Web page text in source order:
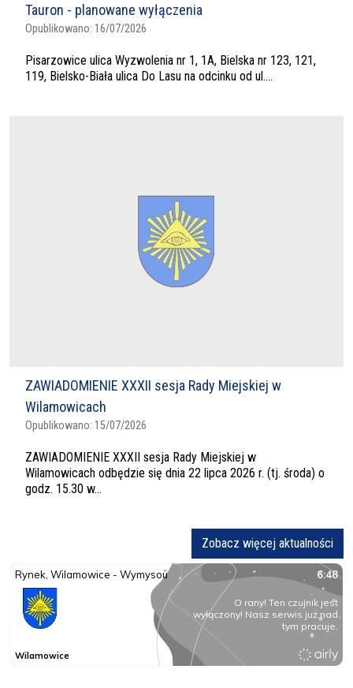
Tauron - planowane wyłączenia
Opublikowano: 16/07/2026
Pisarzowice ulica Wyzwolenia nr 1, 1A, Bielska nr 123, 121,
119, Bielsko-Biała ulica Do Lasu na odcinku od ul....
ZAWIADOMIENIE XXXII sesja Rady Miejskiej w
Wilamowicach
Opublikowano: 15/07/2026
ZAWIADOMIENIE XXXII sesja Rady Miejskiej w
Wilamowicach odbędzie się dnia 22 lipca 2026 r. (tj. środa) o
godz. 15.30 w...
Zobacz więcej aktualności